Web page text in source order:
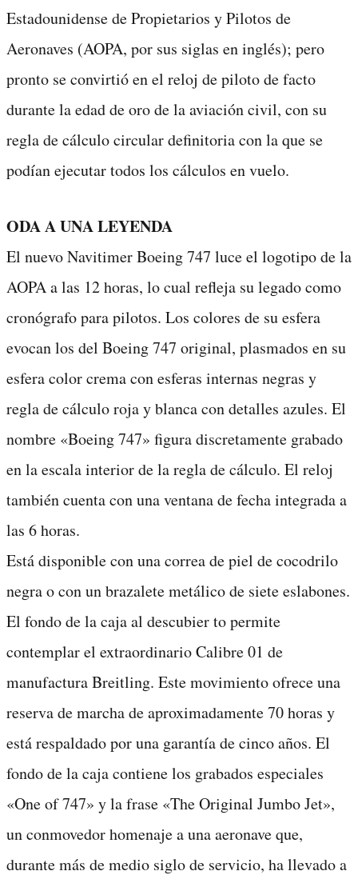
Estadounidense de Propietarios y Pilotos de
Aeronaves (AOPA, por sus siglas en inglés); pero
pronto se convirtió en el reloj de piloto de facto
durante la edad de oro de la aviación civil, con su
regla de cálculo circular definitoria con la que se
podían ejecutar todos los cálculos en vuelo.
ODA A UNA LEYENDA
El nuevo Navitimer Boeing 747 luce el logotipo de la
AOPA a las 12 horas, lo cual refleja su legado como
cronógrafo para pilotos. Los colores de su esfera
evocan los del Boeing 747 original, plasmados en su
esfera color crema con esferas internas negras y
regla de cálculo roja y blanca con detalles azules. El
nombre «Boeing 747» figura discretamente grabado
en la escala interior de la regla de cálculo. El reloj
también cuenta con una ventana de fecha integrada a
las 6 horas.
Está disponible con una correa de piel de cocodrilo
negra o con un brazalete metálico de siete eslabones.
El fondo de la caja al descubier to permite
contemplar el extraordinario Calibre 01 de
manufactura Breitling. Este movimiento ofrece una
reserva de marcha de aproximadamente 70 horas y
está respaldado por una garantía de cinco años. El
fondo de la caja contiene los grabados especiales
«One of 747» y la frase «The Original Jumbo Jet»,
un conmovedor homenaje a una aeronave que,
durante más de medio siglo de servicio, ha llevado a